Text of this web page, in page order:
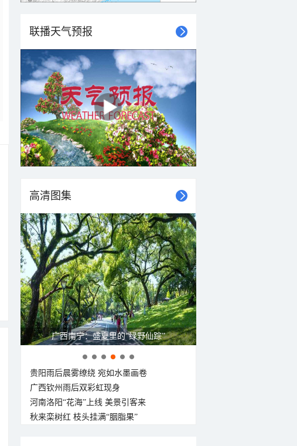
联播天气预报
高清图集
广西南宁：盛夏里的“绿野仙踪”
贵阳雨后晨雾缭绕 宛如水墨画卷
广西钦州雨后双彩虹现身
河南洛阳“花海”上线 美景引客来
秋来栾树红 枝头挂满“胭脂果”